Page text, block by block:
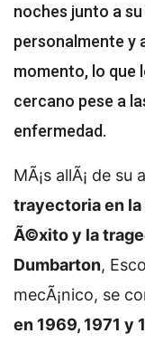
noches junto a su
personalmente y
momento, lo que
cercano pese a
enfermedad.
MÃ¡s allÃ¡ de
trayectoria en la
Ã©xito y la
Dumbarton,
mecÃ¡nico, se
en 1969, 1971 y